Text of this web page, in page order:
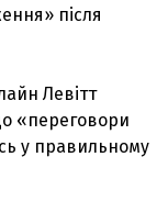
після
Левітт
«переговори
у правильному